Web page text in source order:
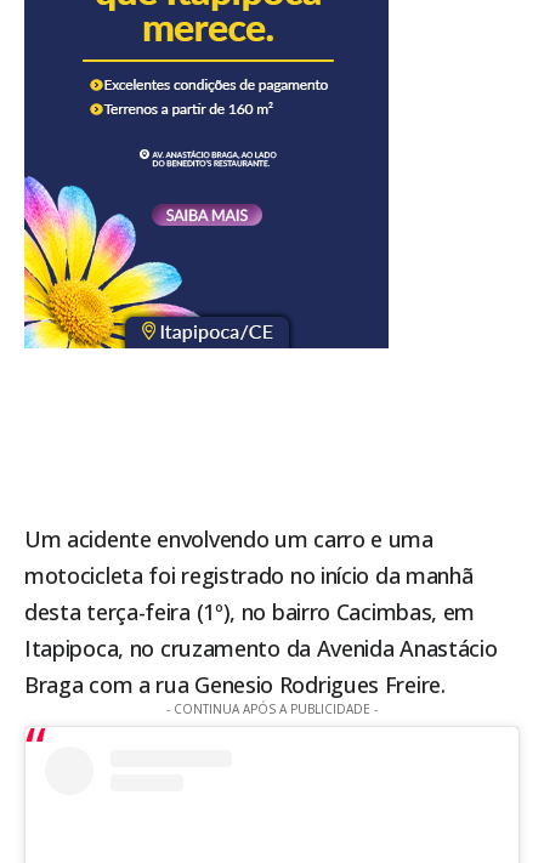
Um acidente envolvendo um carro e uma
motocicleta foi registrado no início da manhã
desta terça-feira (1º), no bairro Cacimbas, em
Itapipoca, no cruzamento da Avenida Anastácio
Braga com a rua Genesio Rodrigues Freire.
- CONTINUA APÓS A PUBLICIDADE -